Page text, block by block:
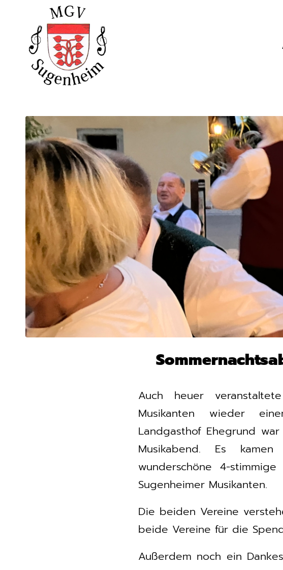
Auch heuer
Musikanten wieder
Landgasthof Ehegrund
Musikabend. Es
wunderschöne 4-
Sugenheimer Musikanten.
Die beiden Vereine
beide Vereine für die
Außerdem noch ein